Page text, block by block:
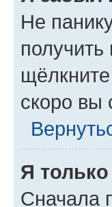
Не
скоро вы
Я
Сначала